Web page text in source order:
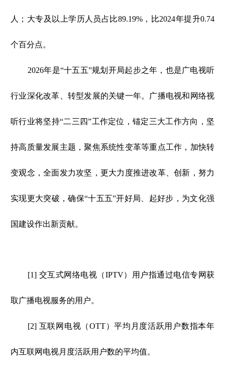
人；大专及以上学历人员占比89.19%，比2024年提升0.74
个百分点。
2026年是“十五五”规划开局起步之年，也是广电视听
行业深化改革、转型发展的关键一年。广播电视和网络视
听行业将坚持“二三四”工作定位，锚定三大工作方向，坚
持高质量发展主题，聚焦系统性变革等重点工作，加快转
变观念，全面发力攻坚，更大力度推进改革、创新，努力
实现更大突破，确保“十五五”开好局、起好步，为文化强
国建设作出新贡献。
[1] 交互式网络电视（IPTV）用户指通过电信专网获
取广播电视服务的用户。
[2] 互联网电视（OTT）平均月度活跃用户数指本年
内互联网电视月度活跃用户数的平均值。